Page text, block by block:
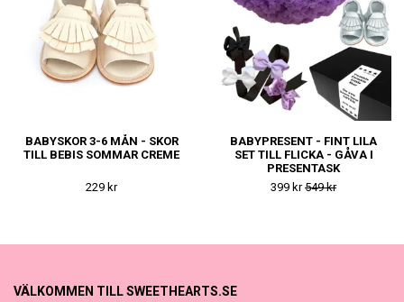
BABYSKOR 3-6 MÅN - SKOR
TILL BEBIS SOMMAR CREME
229 kr
BABYPRESENT - FINT LILA
SET TILL FLICKA - GÅVA I
PRESENTASK
399 kr549 kr
VÄLKOMMEN TILL SWEETHEARTS.SE